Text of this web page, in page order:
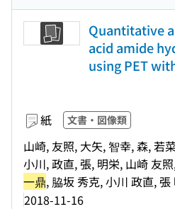
Quantitative
acid amide
using PET
紙 文書・図像類
山崎, 友照, 大矢, 智幸, 森, 若
小川, 政直, 張, 明栄, 山崎 友
一鼎, 脇坂 秀克, 小川 政直, 張
2018-11-16